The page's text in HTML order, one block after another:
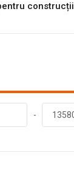
construcții
-